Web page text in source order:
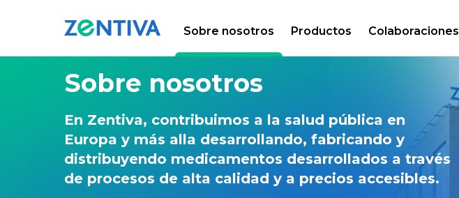
Sobre nosotros Productos Colaboraciones
Sobre nosotros
En Zentiva, contribuimos a la salud pública en
Europa y más alla desarrollando, fabricando y
distribuyendo medicamentos desarrollados a través
de procesos de alta calidad y a precios accesibles.